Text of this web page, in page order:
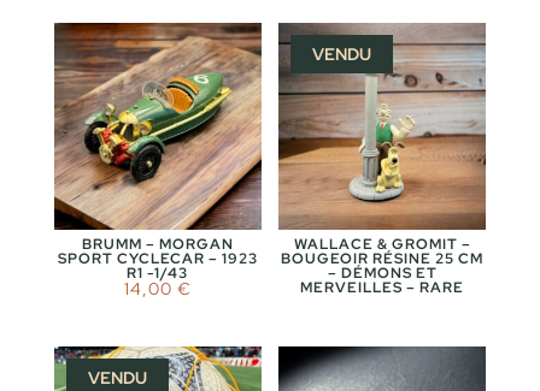
BRUMM – MORGAN
SPORT CYCLECAR – 1923
R1 -1/43
14,00 €
VENDU
WALLACE & GROMIT –
BOUGEOIR RÉSINE 25 CM
– DÉMONS ET
MERVEILLES – RARE
VENDU